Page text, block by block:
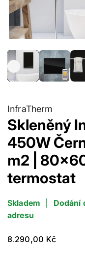
InfraTherm
Skleněný
450W
m2 |
termostat
Skladem
Dodání
adresu
Běžná
8.290,00 Kč